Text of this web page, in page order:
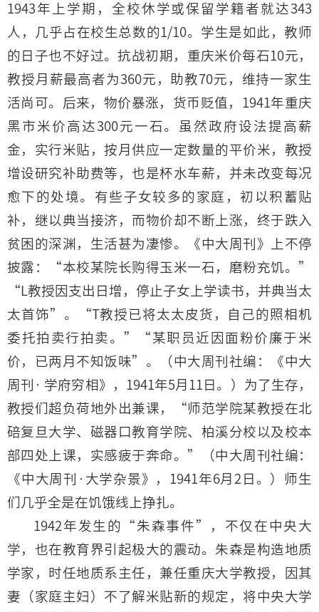
1943年上学期，全校休学或保留学籍者就达343
人，几乎占在校生总数的1/10。学生是如此，教师
的日子也不好过。抗战初期，重庆米价每石10元，
教授月薪最高者为360元，助教70元，维持一家生
活尚可。后来，物价暴涨，货币贬值，1941年重庆
黑市米价高达300元一石。虽然政府设法提高薪
金，实行米贴，按月供应一定数量的平价米，教授
增设研究补助费等，也是杯水车薪，并未改变每况
愈下的处境。有些子女较多的家庭，初以积蓄贴
补，继以典当接济，而物价却不断上涨，终于跌入
贫困的深渊，生活甚为凄惨。《中大周刊》上不停
披露：“本校某院长购得玉米一石，磨粉充饥。”
“L教授因支出日增，停止子女上学读书，并典当太
太首饰”。“T教授已将太太皮货，自己的照相机
委托拍卖行拍卖。”“某职员近因面粉价廉于米
价，已两月不知饭味”。（中大周刊社编：《中大
周刊· 学府穷相》，1941年5月11日。）为了生存，
教授们超负荷地外出兼课，“师范学院某教授在北
碚复旦大学、磁器口教育学院、柏溪分校以及校本
部四处上课，实感疲于奔命。”（中大周刊社编：
《中大周刊·大学杂景》，1941年6月2日。）师生
们几乎全是在饥饿线上挣扎。
1942年发生的“朱森事件”，不仅在中央大
学，也在教育界引起极大的震动。朱森是构造地质
学家，时任地质系主任，兼任重庆大学教授，因其
妻（家庭主妇）不了解米贴新的规定，将中央大学